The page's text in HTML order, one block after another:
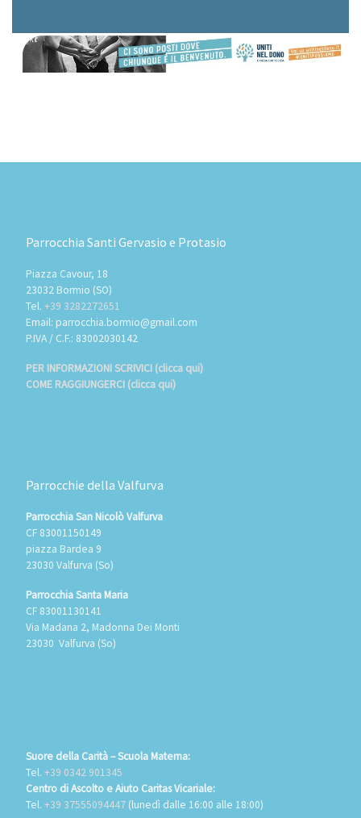
Parrocchia Santi Gervasio e Protasio
Piazza Cavour, 18
23032 Bormio (SO)
Tel. +39 3282272651
Email: parrocchia.bormio@gmail.com
P.IVA / C.F.: 83002030142
PER INFORMAZIONI SCRIVICI (clicca qui)
COME RAGGIUNGERCI (clicca qui)
Parrocchie della Valfurva
Parrocchia San Nicolò Valfurva
CF 83001150149
piazza Bardea 9
23030 Valfurva (So)
Parrocchia Santa Maria
CF 83001130141
Via Madana 2, Madonna Dei Monti
23030 Valfurva (So)
Suore della Carità – Scuola Materna:
Tel. +39 0342 901345
Centro di Ascolto e Aiuto Caritas Vicariale:
Tel. +39 37555094447(lunedì dalle 16:00 alle 18:00)